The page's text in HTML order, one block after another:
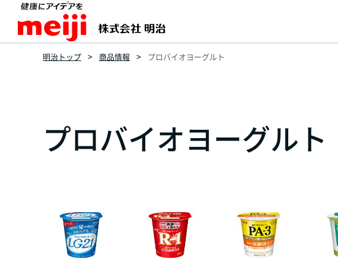
明治トップ 商品情報 プロバイオヨーグルト
プロバイオヨーグルト